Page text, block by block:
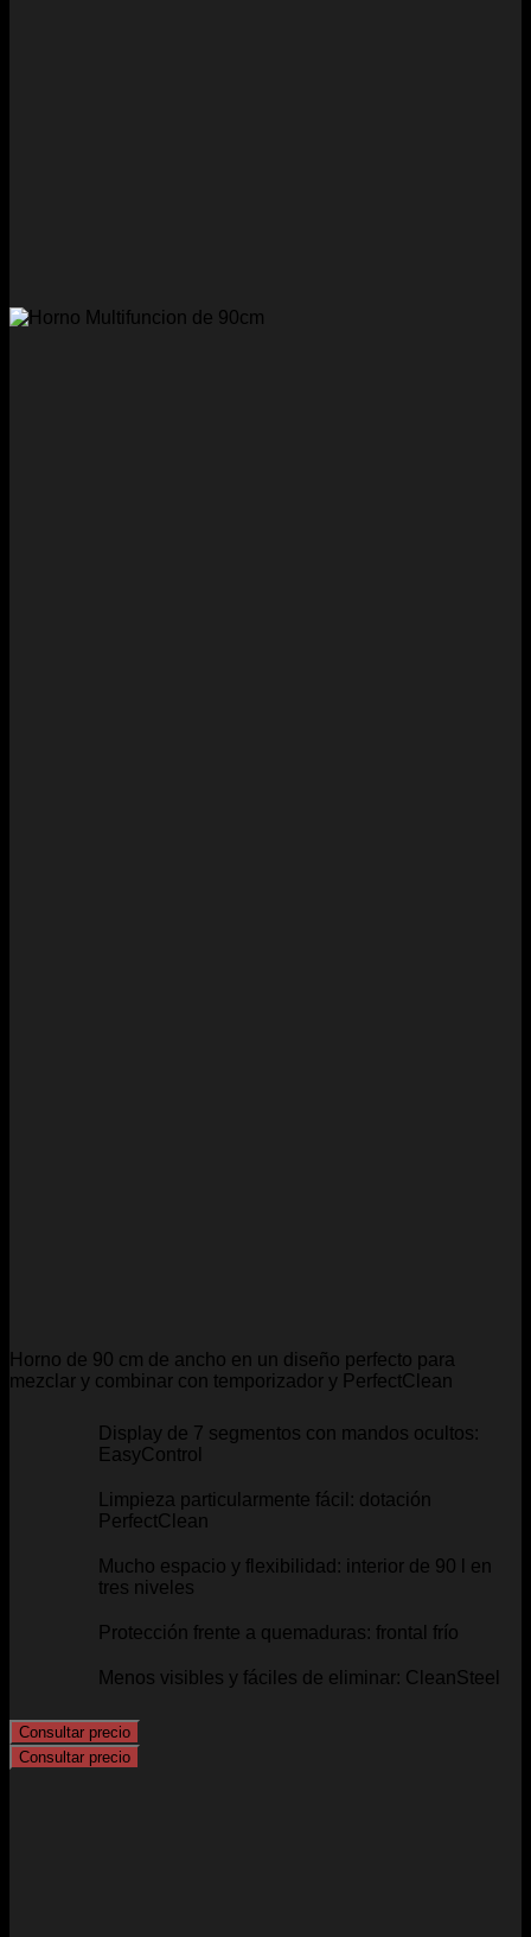
Horno de 90 cm de ancho en un diseño perfecto para
mezclar y combinar con temporizador y PerfectClean
Display de 7 segmentos con mandos ocultos:
EasyControl
Limpieza particularmente fácil: dotación
PerfectClean
Mucho espacio y flexibilidad: interior de 90 l en
tres niveles
Protección frente a quemaduras: frontal frío
Menos visibles y fáciles de eliminar: CleanSteel
Consultar precio
Consultar precio